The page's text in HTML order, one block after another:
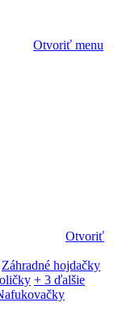
Otvoriť menu
Otvoriť
Záhradné hojdačky
+ 3 ďalšie